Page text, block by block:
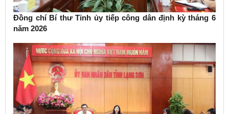
Đồng chí Bí thư Tỉnh ủy tiếp công dân định kỳ tháng 6
năm 2026